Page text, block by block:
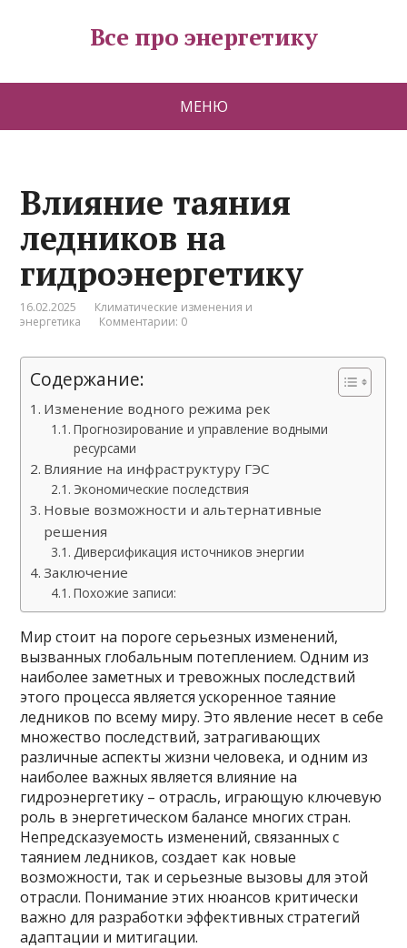
Все про энергетику
МЕНЮ
Влияние таяния
ледников на
гидроэнергетику
16.02.2025
Климатические изменения и
энергетика
Комментарии: 0
Содержание:
Изменение водного режима рек
Прогнозирование и управление водными
ресурсами
Влияние на инфраструктуру ГЭС
Экономические последствия
Новые возможности и альтернативные
решения
Диверсификация источников энергии
Заключение
Похожие записи:
Мир стоит на пороге серьезных изменений,
вызванных глобальным потеплением. Одним из
наиболее заметных и тревожных последствий
этого процесса является ускоренное таяние
ледников по всему миру. Это явление несет в себе
множество последствий, затрагивающих
различные аспекты жизни человека, и одним из
наиболее важных является влияние на
гидроэнергетику – отрасль, играющую ключевую
роль в энергетическом балансе многих стран.
Непредсказуемость изменений, связанных с
таянием ледников, создает как новые
возможности, так и серьезные вызовы для этой
отрасли. Понимание этих нюансов критически
важно для разработки эффективных стратегий
адаптации и митигации.